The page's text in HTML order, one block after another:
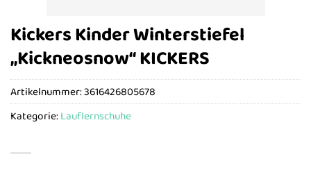
Kickers Kinder Winterstiefel
„Kickneosnow“ KICKERS
Artikelnummer:3616426805678
Kategorie:Lauflernschuhe